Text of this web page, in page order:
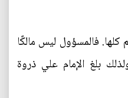
فالمسؤول ليس مالكًا
بلغ الإمام علي ذروة